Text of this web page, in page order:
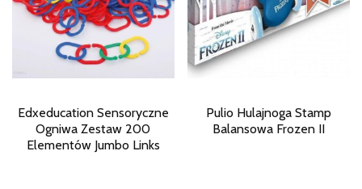
Edxeducation Sensoryczne
Ogniwa Zestaw 200
Elementów Jumbo Links
Pulio Hulajnoga Stamp
Balansowa Frozen II